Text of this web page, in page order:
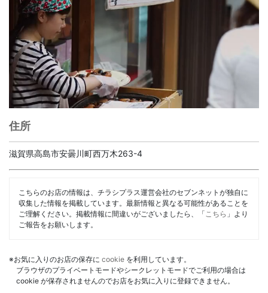
住所
滋賀県高島市安曇川町西万木263-4
こちらのお店の情報は、チラシプラス運営会社のセブンネットが独自に
収集した情報を掲載しています。最新情報と異なる可能性があることを
ご理解ください。掲載情報に間違いがございましたら、「 こちら 」より
ご報告をお願いします。
※お気に入りのお店の保存に cookie を利用しています。
ブラウザのプライベートモードやシークレットモードでご利用の場合は
cookie が保存されませんのでお店をお気に入りに登録できません。